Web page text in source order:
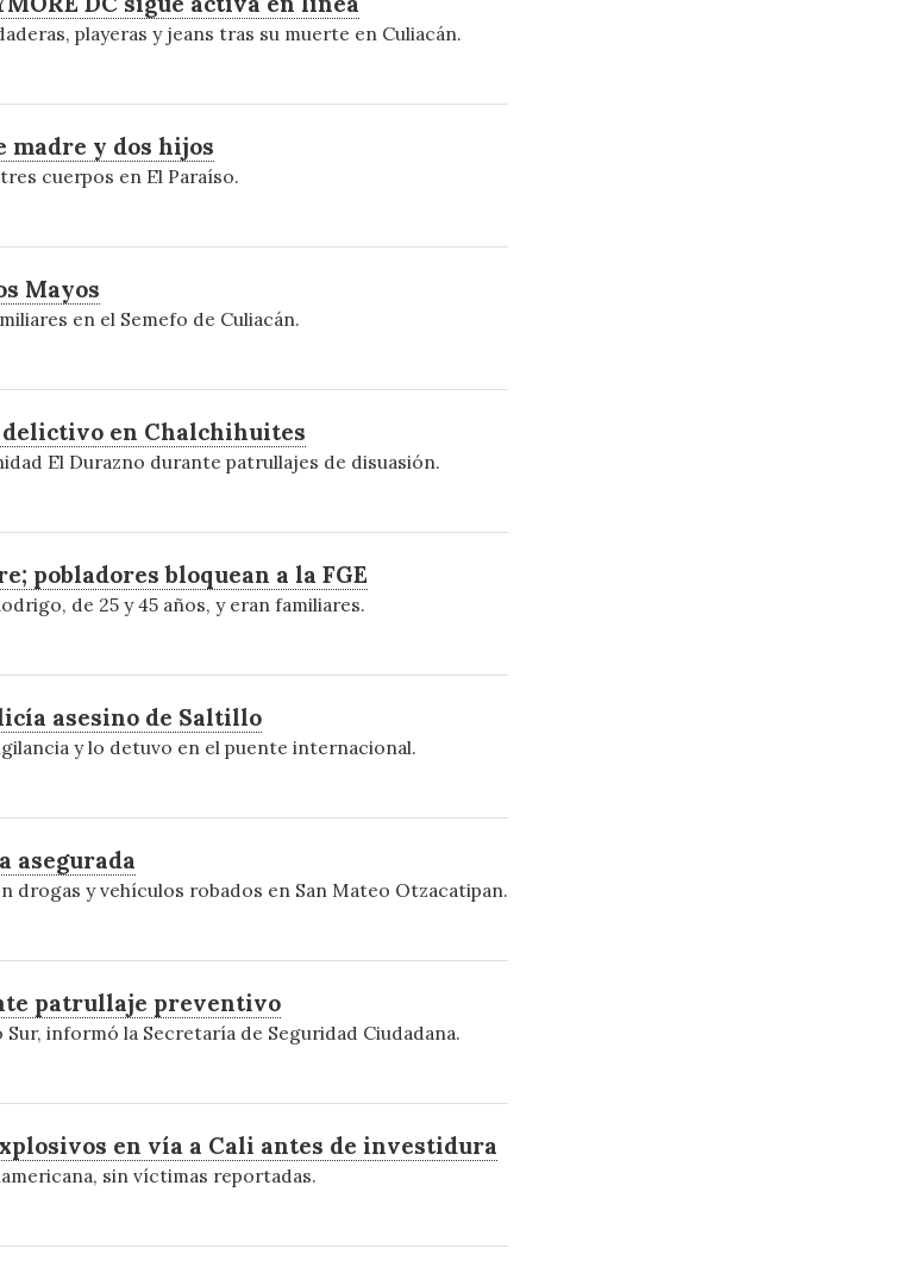
playeras y jeans tras su muerte en Culiacán.
madre y dos hijos
cuerpos en El Paraíso.
Mayos
en el Semefo de Culiacán.
en Chalchihuites
El Durazno durante patrullajes de disuasión.
pobladores bloquean a la FGE
de 25 y 45 años, y eran familiares.
asesino de Saltillo
y lo detuvo en el puente internacional.
asegurada
drogas y vehículos robados en San Mateo Otzacatipan.
patrullaje preventivo
informó la Secretaría de Seguridad Ciudadana.
en vía a Cali antes de investidura
sin víctimas reportadas.